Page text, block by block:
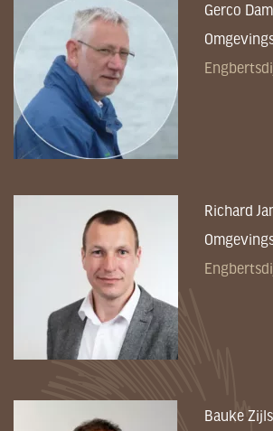
Gerco Dam
Richard
Bauke